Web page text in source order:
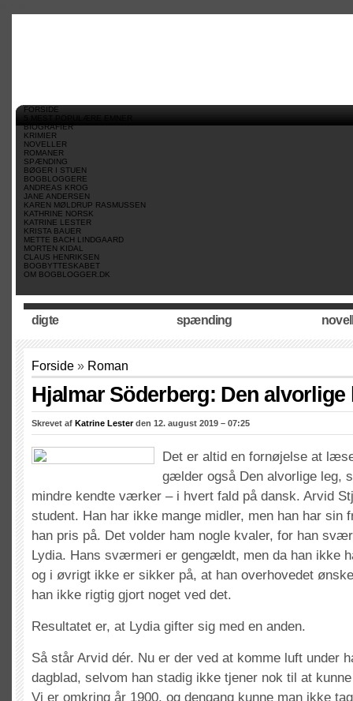
FORSIDE
5 MEST POPULÆRE EMNER
BIOGRAFIER
KRIMIER
NOVELLER
ROMANER
SPÆNDING
BØGER I STUEN
BOGBLOGGERE
ANDREAS KROG
JANE ANDERSEN
KAREN MØLDRUP RASMUSSEN
KATHRINE NORSK
KATRINE LESTER
KRISTA BAUER
METTE BACH LINDGAARD
MORTEN KIDAL
CLAUS HENRIKSEN
BOGBYTTESKABET
OM BOGBLOGGER.DK
digte spænding
Forside » Roman
Hjalmar Söderberg: Den alvorlige
Skrevet af Katrine Lesterden 12. august 2019 – 07:25
Det er altid en fornøjelse at
gælder også Den alvorlige leg,
mindre kendte værker – i hvert fald på dansk. Arvid
student. Han har ikke mange midler, men han har sin
han pris på. Det volder ham nogle kvaler, for han
Lydia. Hans sværmeri er gengældt, men da han ikke
og i øvrigt ikke er sikker på, at han overhovedet
han ikke rigtig gjort noget ved det.
Resultatet er, at Lydia gifter sig med en anden.
Så står Arvid dér. Nu er der ved at komme luft under
dagblad, selvom han stadig ikke tjener nok til at
Vi er omkring år 1900, og dengang kunne man ikke